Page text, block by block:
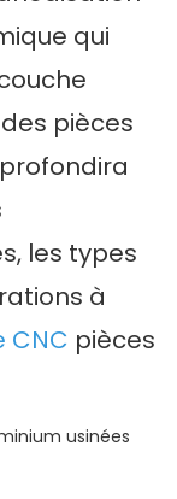
qui
pièces
les types
à
CNC pièces